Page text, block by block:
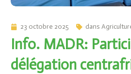
23 octobre 2025 dans
Info. MADR:
délégation